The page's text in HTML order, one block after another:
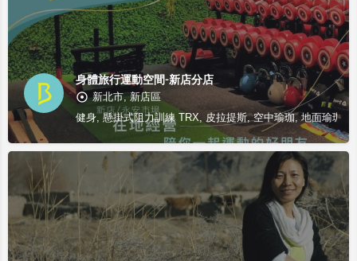
身體旅行運動空間-新店分店
新北市, 新店區
健身, 懸掛式阻力訓練 TRX, 皮拉提斯, 空中瑜珈, 地面瑜珈